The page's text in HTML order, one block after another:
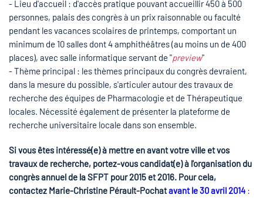
- Lieu d'accueil : d'accès pratique pouvant accueillir 450 à 500
personnes, palais des congrès à un prix raisonnable ou faculté
pendant les vacances scolaires de printemps, comportant un
minimum de 10 salles dont 4 amphithéâtres (au moins un de 400
places), avec salle informatique servant de "preview"
- Thème principal : les thèmes principaux du congrès devraient,
dans la mesure du possible, s'articuler autour des travaux de
recherche des équipes de Pharmacologie et de Thérapeutique
locales. Nécessité également de présenter la plateforme de
recherche universitaire locale dans son ensemble.
Si vous êtes intéressé(e) à mettre en avant votre ville et vos
travaux de recherche, portez-vous candidat(e) à l'organisation du
congrès annuel de la SFPT pour 2015 et 2016. Pour cela,
contactez Marie-Christine Pérault-Pochatavant le 30 avril 2014 :